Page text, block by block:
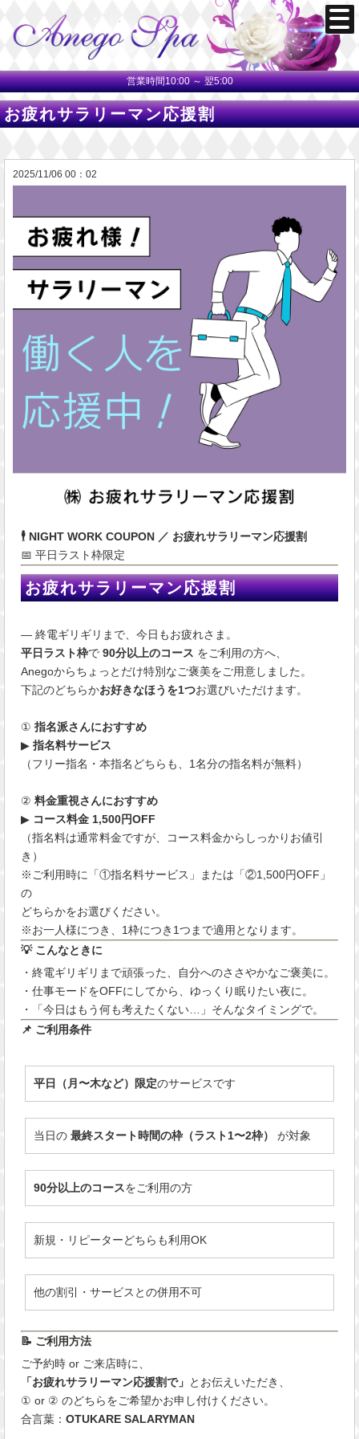
営業時間10:00 ～ 翌5:00
お疲れサラリーマン応援割
2025/11/06 00：02
🕴 NIGHT WORK COUPON ／ お疲れサラリーマン応援割
📅 平日ラスト枠限定
お疲れサラリーマン応援割
― 終電ギリギリまで、今日もお疲れさま。
平日ラスト枠で 90分以上のコース をご利用の方へ、
Anegoからちょっとだけ特別なご褒美をご用意しました。
下記のどちらかお好きなほうを1つお選びいただけます。
① 指名派さんにおすすめ
▶ 指名料サービス
（フリー指名・本指名どちらも、1名分の指名料が無料）
② 料金重視さんにおすすめ
▶ コース料金 1,500円OFF
（指名料は通常料金ですが、コース料金からしっかりお値引
き）
※ご利用時に「①指名料サービス」または「②1,500円OFF」
の
どちらかをお選びください。
※お一人様につき、1枠につき1つまで適用となります。
💡 こんなときに
・終電ギリギリまで頑張った、自分へのささやかなご褒美に。
・仕事モードをOFFにしてから、ゆっくり眠りたい夜に。
・「今日はもう何も考えたくない…」そんなタイミングで。
📌 ご利用条件
平日（月〜木など）限定のサービスです
当日の 最終スタート時間の枠（ラスト1〜2枠） が対象
90分以上のコースをご利用の方
新規・リピーターどちらも利用OK
他の割引・サービスとの併用不可
📝 ご利用方法
ご予約時 or ご来店時に、
「お疲れサラリーマン応援割で」 とお伝えいただき、
① or ② のどちらをご希望かお申し付けください。
合言葉： OTUKARE SALARYMAN